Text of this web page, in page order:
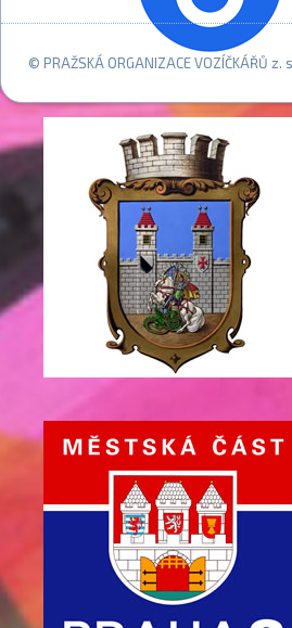
© PRAŽSKÁ ORGANIZACE VOZÍČKÁŘŮ z.